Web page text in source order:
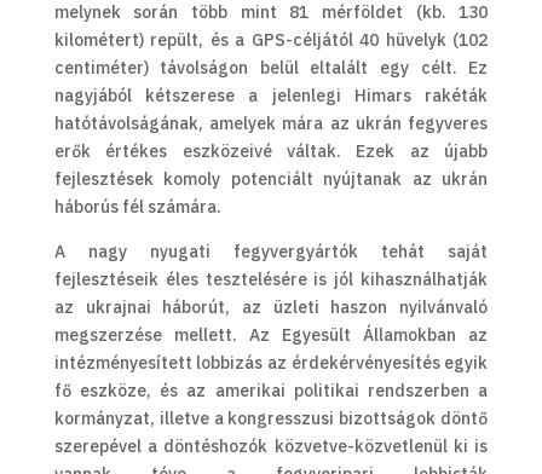
melynek során több mint 81 mérföldet (kb. 130
kilométert) repült, és a GPS-céljától 40 hüvelyk (102
centiméter) távolságon belül eltalált egy célt. Ez
nagyjából kétszerese a jelenlegi Himars rakéták
hatótávolságának, amelyek mára az ukrán fegyveres
erők értékes eszközeivé váltak. Ezek az újabb
fejlesztések komoly potenciált nyújtanak az ukrán
háborús fél számára.
A nagy nyugati fegyvergyártók tehát saját
fejlesztéseik éles tesztelésére is jól kihasználhatják
az ukrajnai háborút, az üzleti haszon nyilvánvaló
megszerzése mellett. Az Egyesült Államokban az
intézményesített lobbizás az érdekérvényesítés egyik
fő eszköze, és az amerikai politikai rendszerben a
kormányzat, illetve a kongresszusi bizottságok döntő
szerepével a döntéshozók közvetve-közvetlenül ki is